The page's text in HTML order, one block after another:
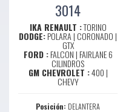
3014
IKA RENAULT :TORINO
DODGE:POLARA | CORONADO |
GTX
FORD :FALCON | FAIRLANE 6
CILINDROS
GM CHEVROLET :400 |
CHEVY
Posición: DELANTERA